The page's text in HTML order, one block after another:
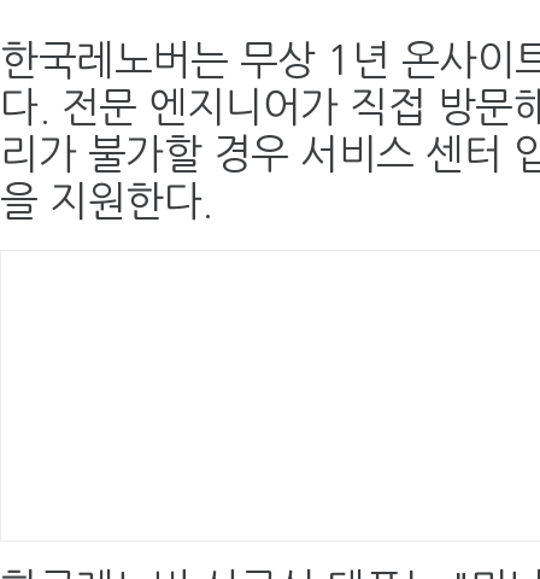
한국레노버는 무상 1년 온사
다. 전문 엔지니어가 직접 방문
리가 불가할 경우 서비스 센터
을 지원한다.